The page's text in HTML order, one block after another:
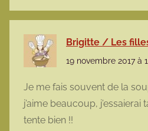
Brigitte / Les
19 novembre 2017 à
Je me fais souvent de la
j’aime beaucoup, j’essaierai
tente bien !!